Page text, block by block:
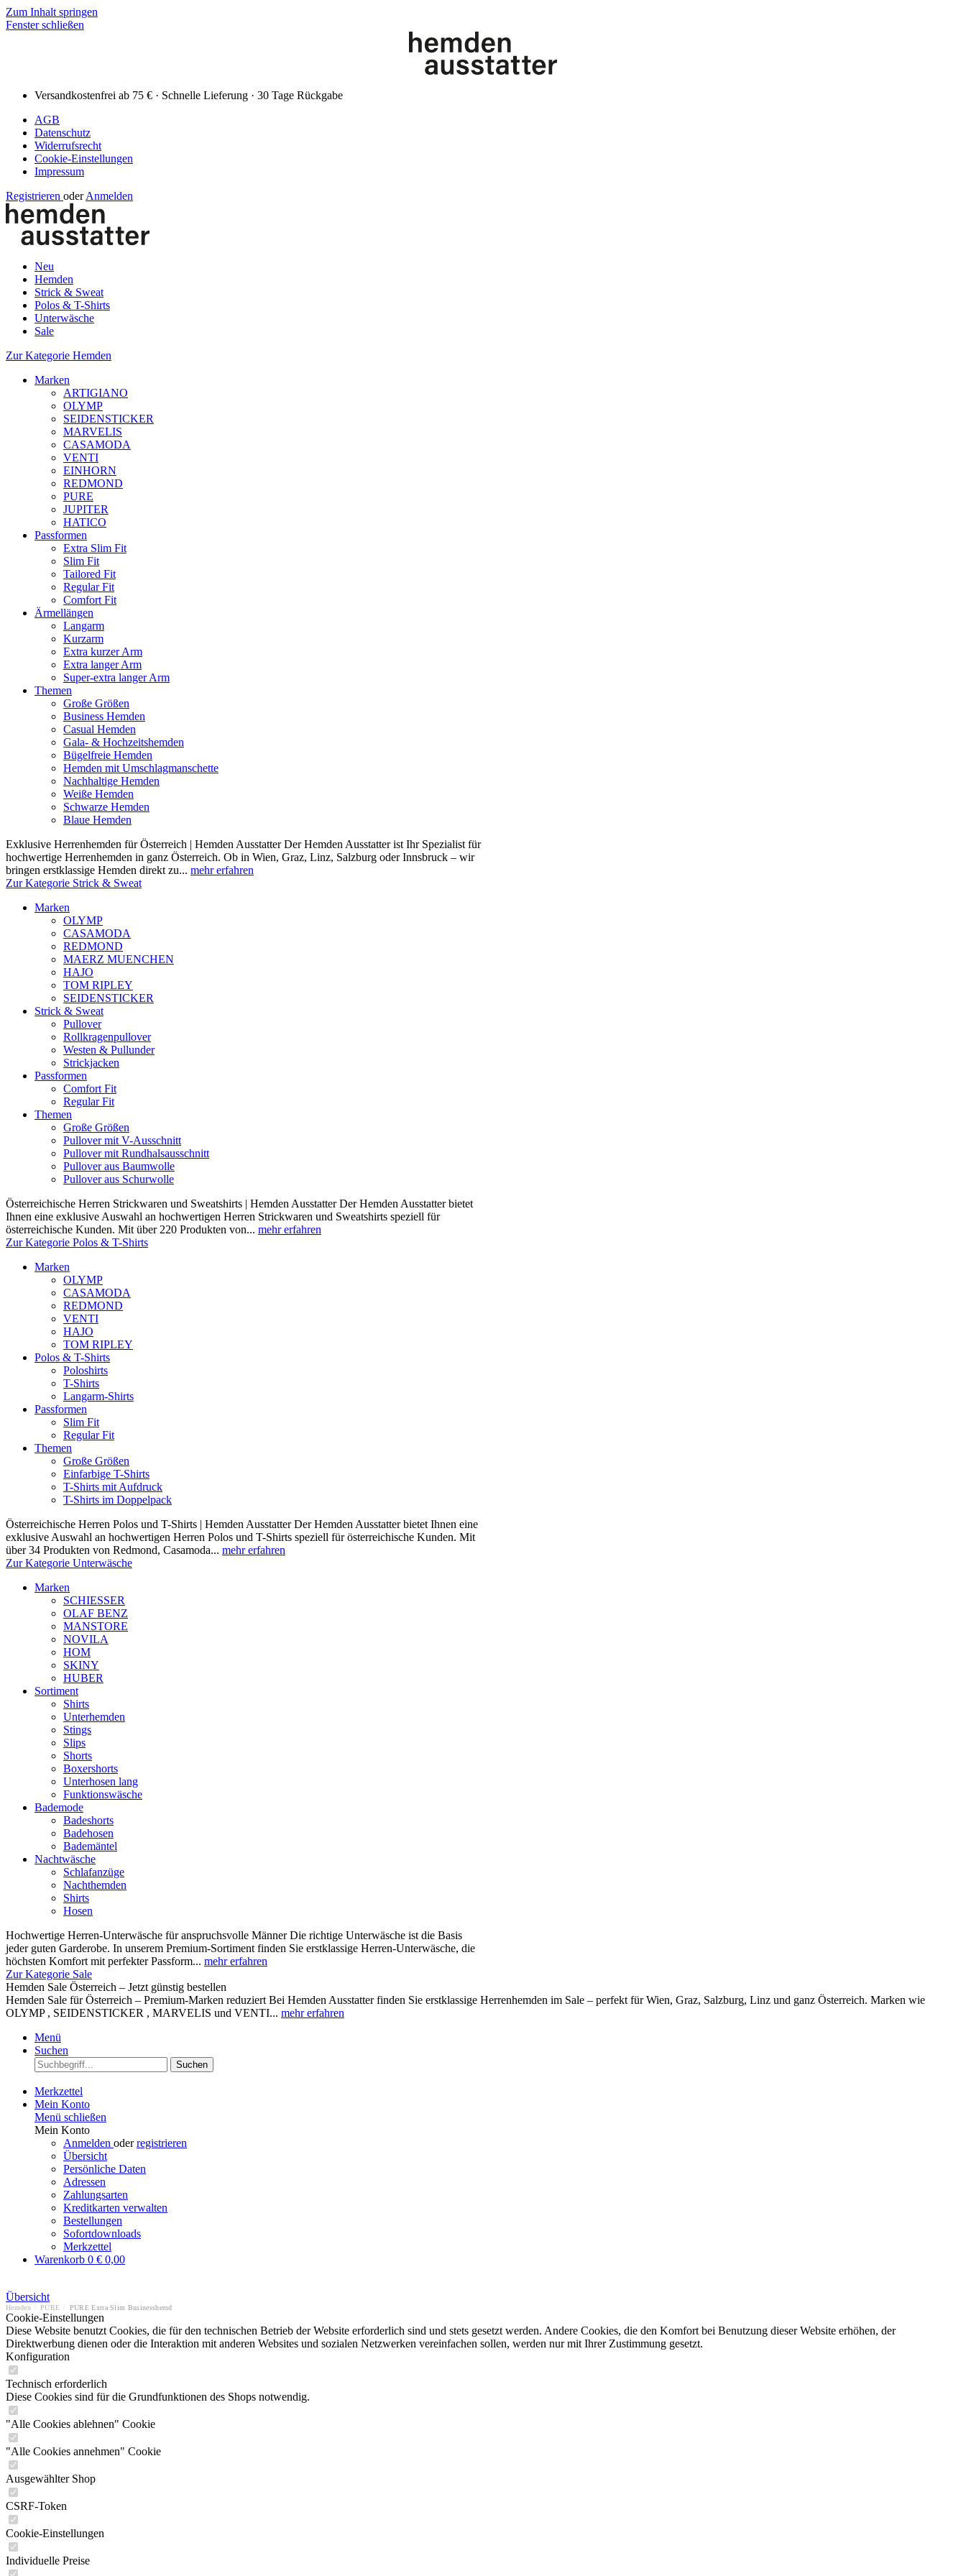
Zum Inhalt springen
Fenster schließen
Versandkostenfrei ab 75 € · Schnelle Lieferung · 30 Tage Rückgabe
AGB
Datenschutz
Widerrufsrecht
Cookie-Einstellungen
Impressum
Registrieren oder Anmelden
Neu
Hemden
Strick & Sweat
Polos & T-Shirts
Unterwäsche
Sale
Zur Kategorie Hemden
Marken
ARTIGIANO
OLYMP
SEIDENSTICKER
MARVELIS
CASAMODA
VENTI
EINHORN
REDMOND
PURE
JUPITER
HATICO
Passformen
Extra Slim Fit
Slim Fit
Tailored Fit
Regular Fit
Comfort Fit
Ärmellängen
Langarm
Kurzarm
Extra kurzer Arm
Extra langer Arm
Super-extra langer Arm
Themen
Große Größen
Business Hemden
Casual Hemden
Gala- & Hochzeitshemden
Bügelfreie Hemden
Hemden mit Umschlagmanschette
Nachhaltige Hemden
Weiße Hemden
Schwarze Hemden
Blaue Hemden
Exklusive Herrenhemden für Österreich | Hemden Ausstatter Der Hemden Ausstatter ist Ihr Spezialist für
hochwertige Herrenhemden in ganz Österreich. Ob in Wien, Graz, Linz, Salzburg oder Innsbruck – wir
bringen erstklassige Hemden direkt zu... mehr erfahren
Zur Kategorie Strick & Sweat
Marken
OLYMP
CASAMODA
REDMOND
MAERZ MUENCHEN
HAJO
TOM RIPLEY
SEIDENSTICKER
Strick & Sweat
Pullover
Rollkragenpullover
Westen & Pullunder
Strickjacken
Passformen
Comfort Fit
Regular Fit
Themen
Große Größen
Pullover mit V-Ausschnitt
Pullover mit Rundhalsausschnitt
Pullover aus Baumwolle
Pullover aus Schurwolle
Österreichische Herren Strickwaren und Sweatshirts | Hemden Ausstatter Der Hemden Ausstatter bietet
Ihnen eine exklusive Auswahl an hochwertigen Herren Strickwaren und Sweatshirts speziell für
österreichische Kunden. Mit über 220 Produkten von... mehr erfahren
Zur Kategorie Polos & T-Shirts
Marken
OLYMP
CASAMODA
REDMOND
VENTI
HAJO
TOM RIPLEY
Polos & T-Shirts
Poloshirts
T-Shirts
Langarm-Shirts
Passformen
Slim Fit
Regular Fit
Themen
Große Größen
Einfarbige T-Shirts
T-Shirts mit Aufdruck
T-Shirts im Doppelpack
Österreichische Herren Polos und T-Shirts | Hemden Ausstatter Der Hemden Ausstatter bietet Ihnen eine
exklusive Auswahl an hochwertigen Herren Polos und T-Shirts speziell für österreichische Kunden. Mit
über 34 Produkten von Redmond, Casamoda... mehr erfahren
Zur Kategorie Unterwäsche
Marken
SCHIESSER
OLAF BENZ
MANSTORE
NOVILA
HOM
SKINY
HUBER
Sortiment
Shirts
Unterhemden
Stings
Slips
Shorts
Boxershorts
Unterhosen lang
Funktionswäsche
Bademode
Badeshorts
Badehosen
Bademäntel
Nachtwäsche
Schlafanzüge
Nachthemden
Shirts
Hosen
Hochwertige Herren-Unterwäsche für anspruchsvolle Männer Die richtige Unterwäsche ist die Basis
jeder guten Garderobe. In unserem Premium-Sortiment finden Sie erstklassige Herren-Unterwäsche, die
höchsten Komfort mit perfekter Passform... mehr erfahren
Zur Kategorie Sale
Hemden Sale Österreich – Jetzt günstig bestellen
Hemden Sale für Österreich – Premium-Marken reduziert Bei Hemden Ausstatter finden Sie erstklassige Herrenhemden im Sale – perfekt für Wien, Graz, Salzburg, Linz und ganz Österreich. Marken wie
OLYMP , SEIDENSTICKER , MARVELIS und VENTI... mehr erfahren
Menü
Suchen
Suchen
Merkzettel
Mein Konto
Menü schließen
Mein Konto
Anmelden oderregistrieren
Übersicht
Persönliche Daten
Adressen
Zahlungsarten
Kreditkarten verwalten
Bestellungen
Sofortdownloads
Merkzettel
Warenkorb 0 € 0,00
Übersicht
Hemden PURE PURE Extra Slim Businesshemd
Cookie-Einstellungen
Diese Website benutzt Cookies, die für den technischen Betrieb der Website erforderlich sind und stets gesetzt werden. Andere Cookies, die den Komfort bei Benutzung dieser Website erhöhen, der
Direktwerbung dienen oder die Interaktion mit anderen Websites und sozialen Netzwerken vereinfachen sollen, werden nur mit Ihrer Zustimmung gesetzt.
Konfiguration
Technisch erforderlich
Diese Cookies sind für die Grundfunktionen des Shops notwendig.
"Alle Cookies ablehnen" Cookie
"Alle Cookies annehmen" Cookie
Ausgewählter Shop
CSRF-Token
Cookie-Einstellungen
Individuelle Preise